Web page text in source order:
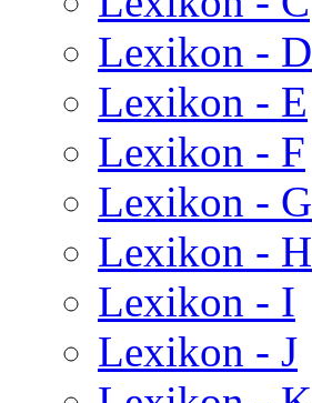
Lexikon - D
Lexikon - E
Lexikon - F
Lexikon - G
Lexikon - H
Lexikon - I
Lexikon - J